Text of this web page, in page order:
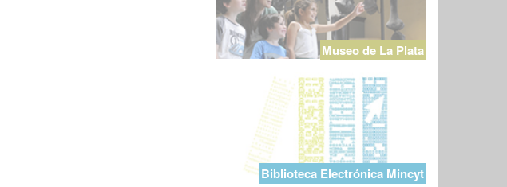
Museo de La Plata
Biblioteca Electrónica Mincyt